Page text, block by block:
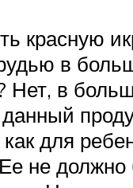
красную
в
Нет, в
для
не должно